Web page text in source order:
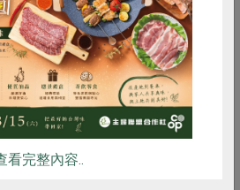
食譜 減硝酸鹽
共同購買
看完整內容..